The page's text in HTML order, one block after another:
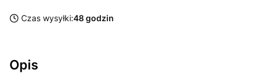
Czas wysyłki:48 godzin
Opis